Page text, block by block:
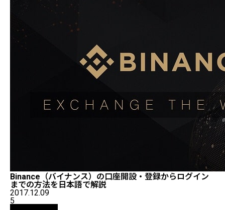
Binance（バイナンス）の口座開設・登録からログイン
までの方法を日本語で解説
2017.12.09
5